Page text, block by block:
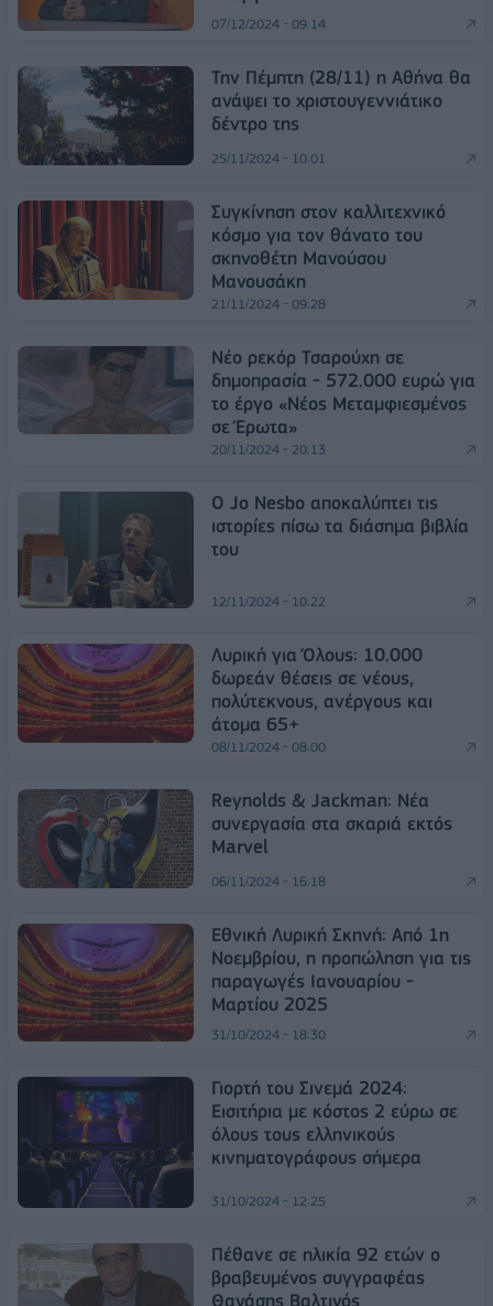
07/12/2024 - 09:14
Την Πέμπτη (28/11) η Αθήνα θα
ανάψει το χριστουγεννιάτικο
δέντρο της
25/11/2024 - 10:01
Συγκίνηση στον καλλιτεχνικό
κόσμο για τον θάνατο του
σκηνοθέτη Μανούσου
Μανουσάκη
21/11/2024 - 09:28
Νέο ρεκόρ Τσαρούχη σε
δημοπρασία - 572.000 ευρώ για
το έργο «Νέος Μεταμφιεσμένος
σε Έρωτα»
20/11/2024 - 20:13
O Jo Nesbo αποκαλύπτει τις
ιστορίες πίσω τα διάσημα βιβλία
του
12/11/2024 - 10:22
Λυρική για Όλους: 10.000
δωρεάν θέσεις σε νέους,
πολύτεκνους, ανέργους και
άτομα 65+
08/11/2024 - 08:00
Reynolds & Jackman: Νέα
συνεργασία στα σκαριά εκτός
Marvel
06/11/2024 - 16:18
Εθνική Λυρική Σκηνή: Από 1η
Νοεμβρίου, η προπώληση για τις
παραγωγές Ιανουαρίου -
Μαρτίου 2025
31/10/2024 - 18:30
Γιορτή του Σινεμά 2024:
Εισιτήρια με κόστος 2 εύρω σε
όλους τους ελληνικούς
κινηματογράφους σήμερα
31/10/2024 - 12:25
Πέθανε σε ηλικία 92 ετών ο
βραβευμένος συγγραφέας
Θανάσης Βαλτινός